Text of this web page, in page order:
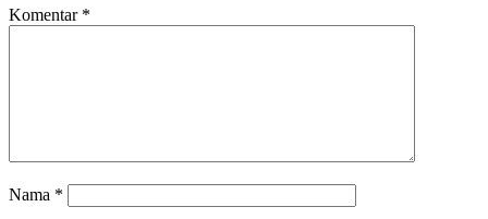
Komentar *
Nama *